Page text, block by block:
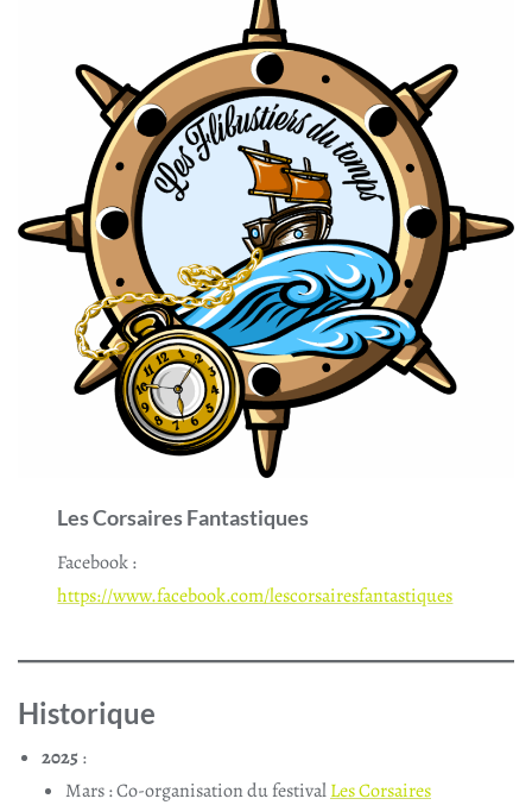
Les Corsaires Fantastiques
Facebook :
https://www.facebook.com/lescorsairesfantastiques
Historique
2025 :
Mars : Co-organisation du festivalLes Corsaires